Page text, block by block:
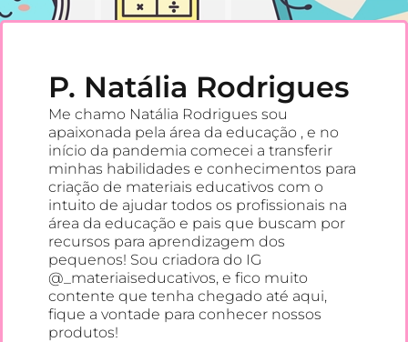
P. Natália Rodrigues
Me chamo Natália Rodrigues sou
apaixonada pela área da educação , e no
início da pandemia comecei a transferir
minhas habilidades e conhecimentos para
criação de materiais educativos com o
intuito de ajudar todos os profissionais na
área da educação e pais que buscam por
recursos para aprendizagem dos
pequenos! Sou criadora do IG
@_materiaiseducativos, e fico muito
contente que tenha chegado até aqui,
fique a vontade para conhecer nossos
produtos!